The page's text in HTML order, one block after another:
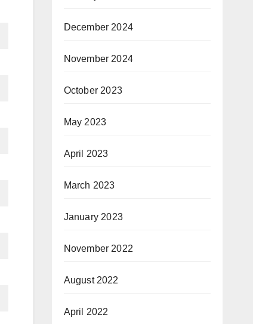
December 2024
November 2024
October 2023
May 2023
April 2023
March 2023
January 2023
November 2022
August 2022
April 2022